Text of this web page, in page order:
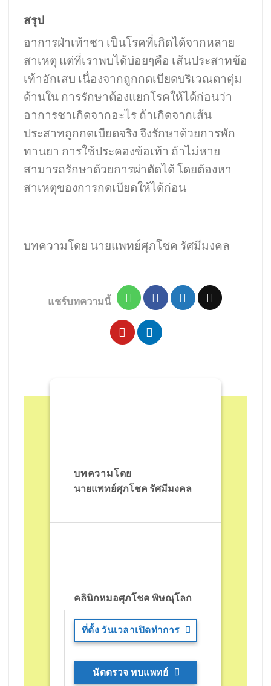
สรุป
อาการฝ่าเท้าชา เป็นโรคที่เกิดได้จากหลาย
สาเหตุ แต่ที่เราพบได้บ่อยๆคือ เส้นประสาทข้อ
เท้าอักเสบ เนื่องจากถูกกดเบียดบริเวณตาตุ่ม
ด้านใน การรักษาต้องแยกโรคให้ได้ก่อนว่า
อาการชาเกิดจากอะไร ถ้าเกิดจากเส้น
ประสาทถูกกดเบียดจริง จึงรักษาด้วยการพัก
ทานยา การใช้ประคองข้อเท้า ถ้าไม่หาย
สามารถรักษาด้วยการผ่าตัดได้ โดยต้องหา
สาเหตุของการกดเบียดให้ได้ก่อน
บทความโดย นายแพทย์ศุภโชค รัศมีมงคล
แชร์บทความนี้
บทความโดย
นายแพทย์ศุภโชค รัศมีมงคล
คลินิกหมอศุภโชค พิษณุโลก
ที่ตั้ง วันเวลาเปิดทำการ
นัดตรวจ พบแพทย์